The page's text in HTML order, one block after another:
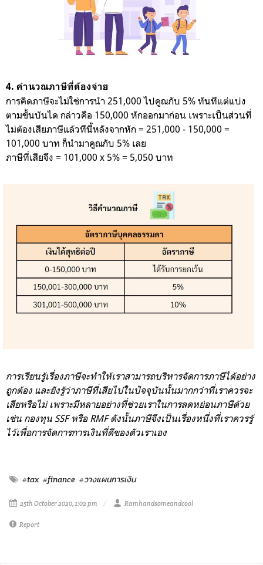
4. คำนวณภาษีที่ต้องจ่าย
การคิดภาษีจะไม่ใช่การนำ 251,000 ไปคูณกับ 5% ทันทีแต่แบ่ง
ตามขั้นบันได กล่าวคือ 150,000 หักออกมาก่อน เพราะเป็นส่วนที่
ไม่ต้องเสียภาษีแล้วทีนี้หลังจากหัก = 251,000 - 150,000 =
101,000 บาท ก็นำมาคูณกับ 5% เลย
ภาษีที่เสียจึง = 101,000 x 5% = 5,050 บาท
การเรียนรู้เรื่องภาษีจะทำให้เราสามารถบริหารจัดการภาษีได้อย่าง
ถูกต้อง และยังรู้ว่าภาษีที่เสียไปในปัจจุบันนั้นมากกว่าที่เราควรจะ
เสียหรือไม่ เพราะมีหลายอย่างที่ช่วยเราในการลดหย่อนภาษีด้วย
เช่น กองทุน SSF หรือ RMF ดังนั้นภาษีจึงเป็นเรื่องหนึ่งที่เราควรรู้
ไว้เพื่อการจัดการการเงินที่ดีของตัวเราเอง
#tax #finance #วางแผนการเงิน
25th October 2020, 1:02 pm Ramhandsomeandcool
Report